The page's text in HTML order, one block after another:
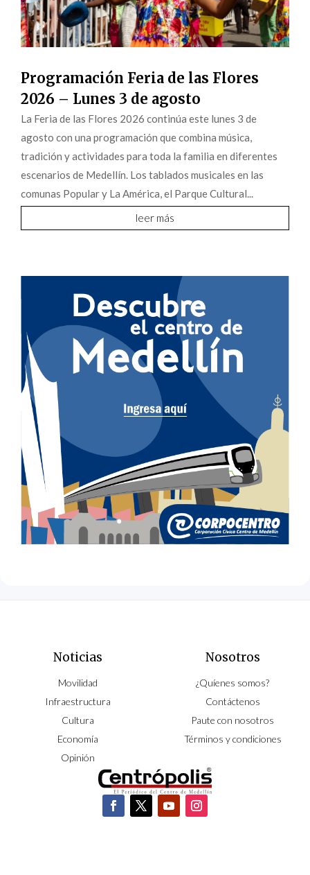
Programación Feria de las Flores
2026 – Lunes 3 de agosto
La Feria de las Flores 2026 continúa este lunes 3 de
agosto con una programación que combina música,
tradición y actividades para toda la familia en diferentes
escenarios de Medellín. Los tablados musicales en las
comunas Popular y La América, el Parque Cultural...
leer más
Noticias
Movilidad
Infraestructura
Cultura
Economía
Opinión
Nosotros
¿Quíenes somos?
Contáctenos
Paute con nosotros
Términos y condiciones